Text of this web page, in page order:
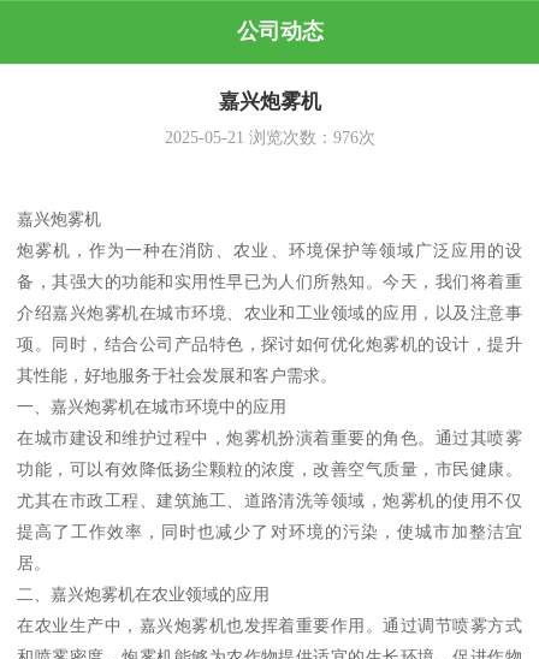
公司动态
嘉兴炮雾机
2025-05-21 浏览次数： 976次
嘉兴炮雾机
炮雾机，作为一种在消防、农业、环境保护等领域广泛应用的设
备，其强大的功能和实用性早已为人们所熟知。今天，我们将着重
介绍嘉兴炮雾机在城市环境、农业和工业领域的应用，以及注意事
项。同时，结合公司产品特色，探讨如何优化炮雾机的设计，提升
其性能，好地服务于社会发展和客户需求。
一、嘉兴炮雾机在城市环境中的应用
在城市建设和维护过程中，炮雾机扮演着重要的角色。通过其喷雾
功能，可以有效降低扬尘颗粒的浓度，改善空气质量，市民健康。
尤其在市政工程、建筑施工、道路清洗等领域，炮雾机的使用不仅
提高了工作效率，同时也减少了对环境的污染，使城市加整洁宜
居。
二、嘉兴炮雾机在农业领域的应用
在农业生产中，嘉兴炮雾机也发挥着重要作用。通过调节喷雾方式